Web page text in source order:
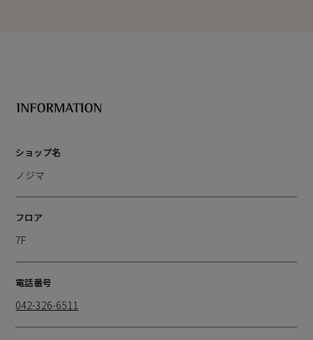
ショップ名
ノジマ
フロア
7F
電話番号
042-326-6511